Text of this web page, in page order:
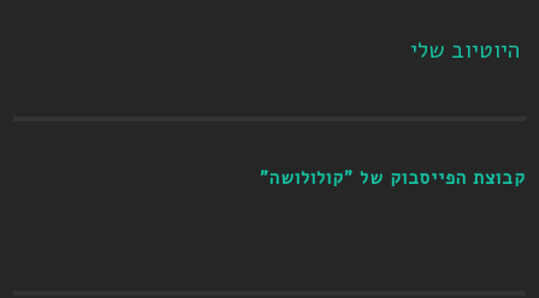
היוטיוב שלי
קבוצת הפייסבוק של "קולולושה"